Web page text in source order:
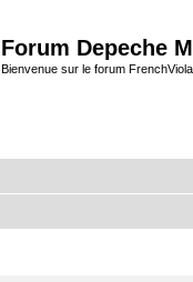
Forum Depeche
Bienvenue sur le forum